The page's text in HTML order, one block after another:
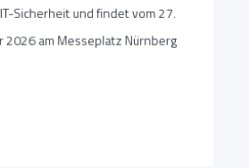
Sicherheit und findet vom 27.
2026 am Messeplatz Nürnberg